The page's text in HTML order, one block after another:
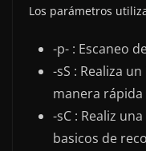
Los parámetros
-p- : Escaneo
-sS : Realiza un
manera
-sC : Realiz
basicos de